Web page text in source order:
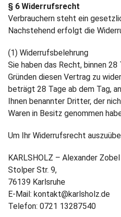
§ 6 Widerrufsrecht
Verbrauchern steht ein
Nachstehend erfolgt die
(1) Widerrufsbelehrung
Sie haben das Recht, binnen
Gründen diesen Vertrag zu
beträgt 28 Tage ab dem Tag,
Ihnen benannter Dritter, der
Waren in Besitz genommen
Um Ihr Widerrufsrecht
KARLSHOLZ – Alexander
Stolper Str. 9,
76139 Karlsruhe
E-Mail: kontakt@karlsholz.de
Telefon: 0721 13287540